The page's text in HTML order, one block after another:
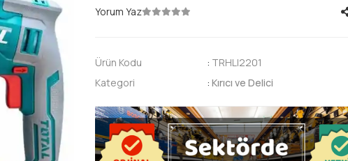
Yorum Yaz
Ürün Kodu : TRHLI2201
Kategori
:Kırıcı ve Delici